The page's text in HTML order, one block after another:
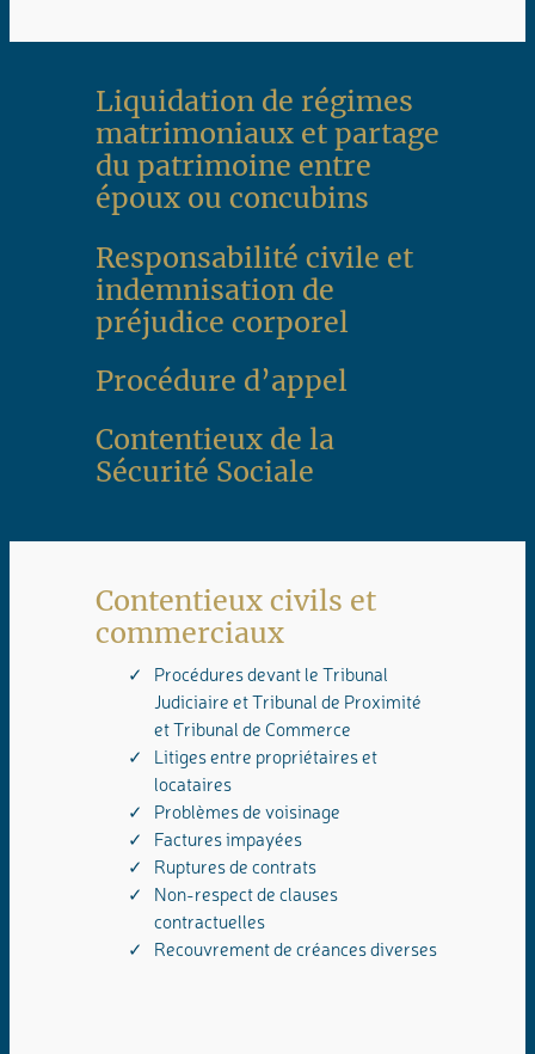
Liquidation de régimes
matrimoniaux et partage
du patrimoine entre
époux ou concubins
Responsabilité civile et
indemnisation de
préjudice corporel
Procédure d’appel
Contentieux de la
Sécurité Sociale
Contentieux civils et
commerciaux
Procédures devant le Tribunal
Judiciaire et Tribunal de Proximité
et Tribunal de Commerce
Litiges entre propriétaires et
locataires
Problèmes de voisinage
Factures impayées
Ruptures de contrats
Non-respect de clauses
contractuelles
Recouvrement de créances diverses